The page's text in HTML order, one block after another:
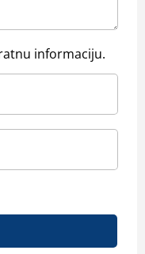
informaciju.